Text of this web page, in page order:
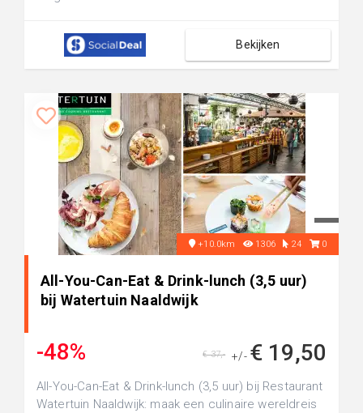
Bekijken
+10.0km 1306 24 0
All-You-Can-Eat & Drink-lunch (3,5 uur)
bij Watertuin Naaldwijk
-48% +/- € 19,50
€ 37,-
All-You-Can-Eat & Drink-lunch (3,5 uur) bij Restaurant
Watertuin Naaldwijk: maak een culinaire wereldreis